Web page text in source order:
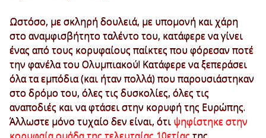
Ωστόσο, με σκληρή δουλειά, με υπομονή και χάρη
στο αναμφισβήτητο ταλέντο του, κατάφερε να γίνει
ένας από τους κορυφαίους παίκτες που φόρεσαν ποτέ
την φανέλα του Ολυμπιακού! Κατάφερε να ξεπεράσει
όλα τα εμπόδια (και ήταν πολλά) που παρουσιάστηκαν
στο δρόμο του, όλες τις δυσκολίες, όλες τις
αναποδιές και να φτάσει στην κορυφή της Ευρώπης.
Άλλωστε μόνο τυχαίο δεν είναι, ότι ψηφίστηκε στην